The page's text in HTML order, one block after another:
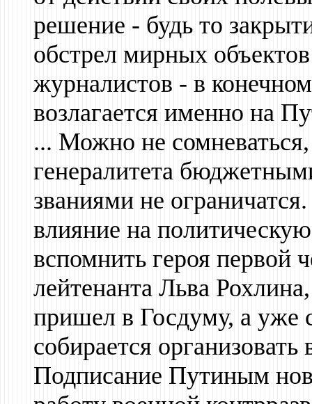
решение - будь то
обстрел мирных
журналистов - в
возлагается именно на
... Можно не
генералитета
званиями не
влияние на
вспомнить героя первой
лейтенанта Льва
пришел в Госдуму, а уже
собирается организовать
Подписание Путиным